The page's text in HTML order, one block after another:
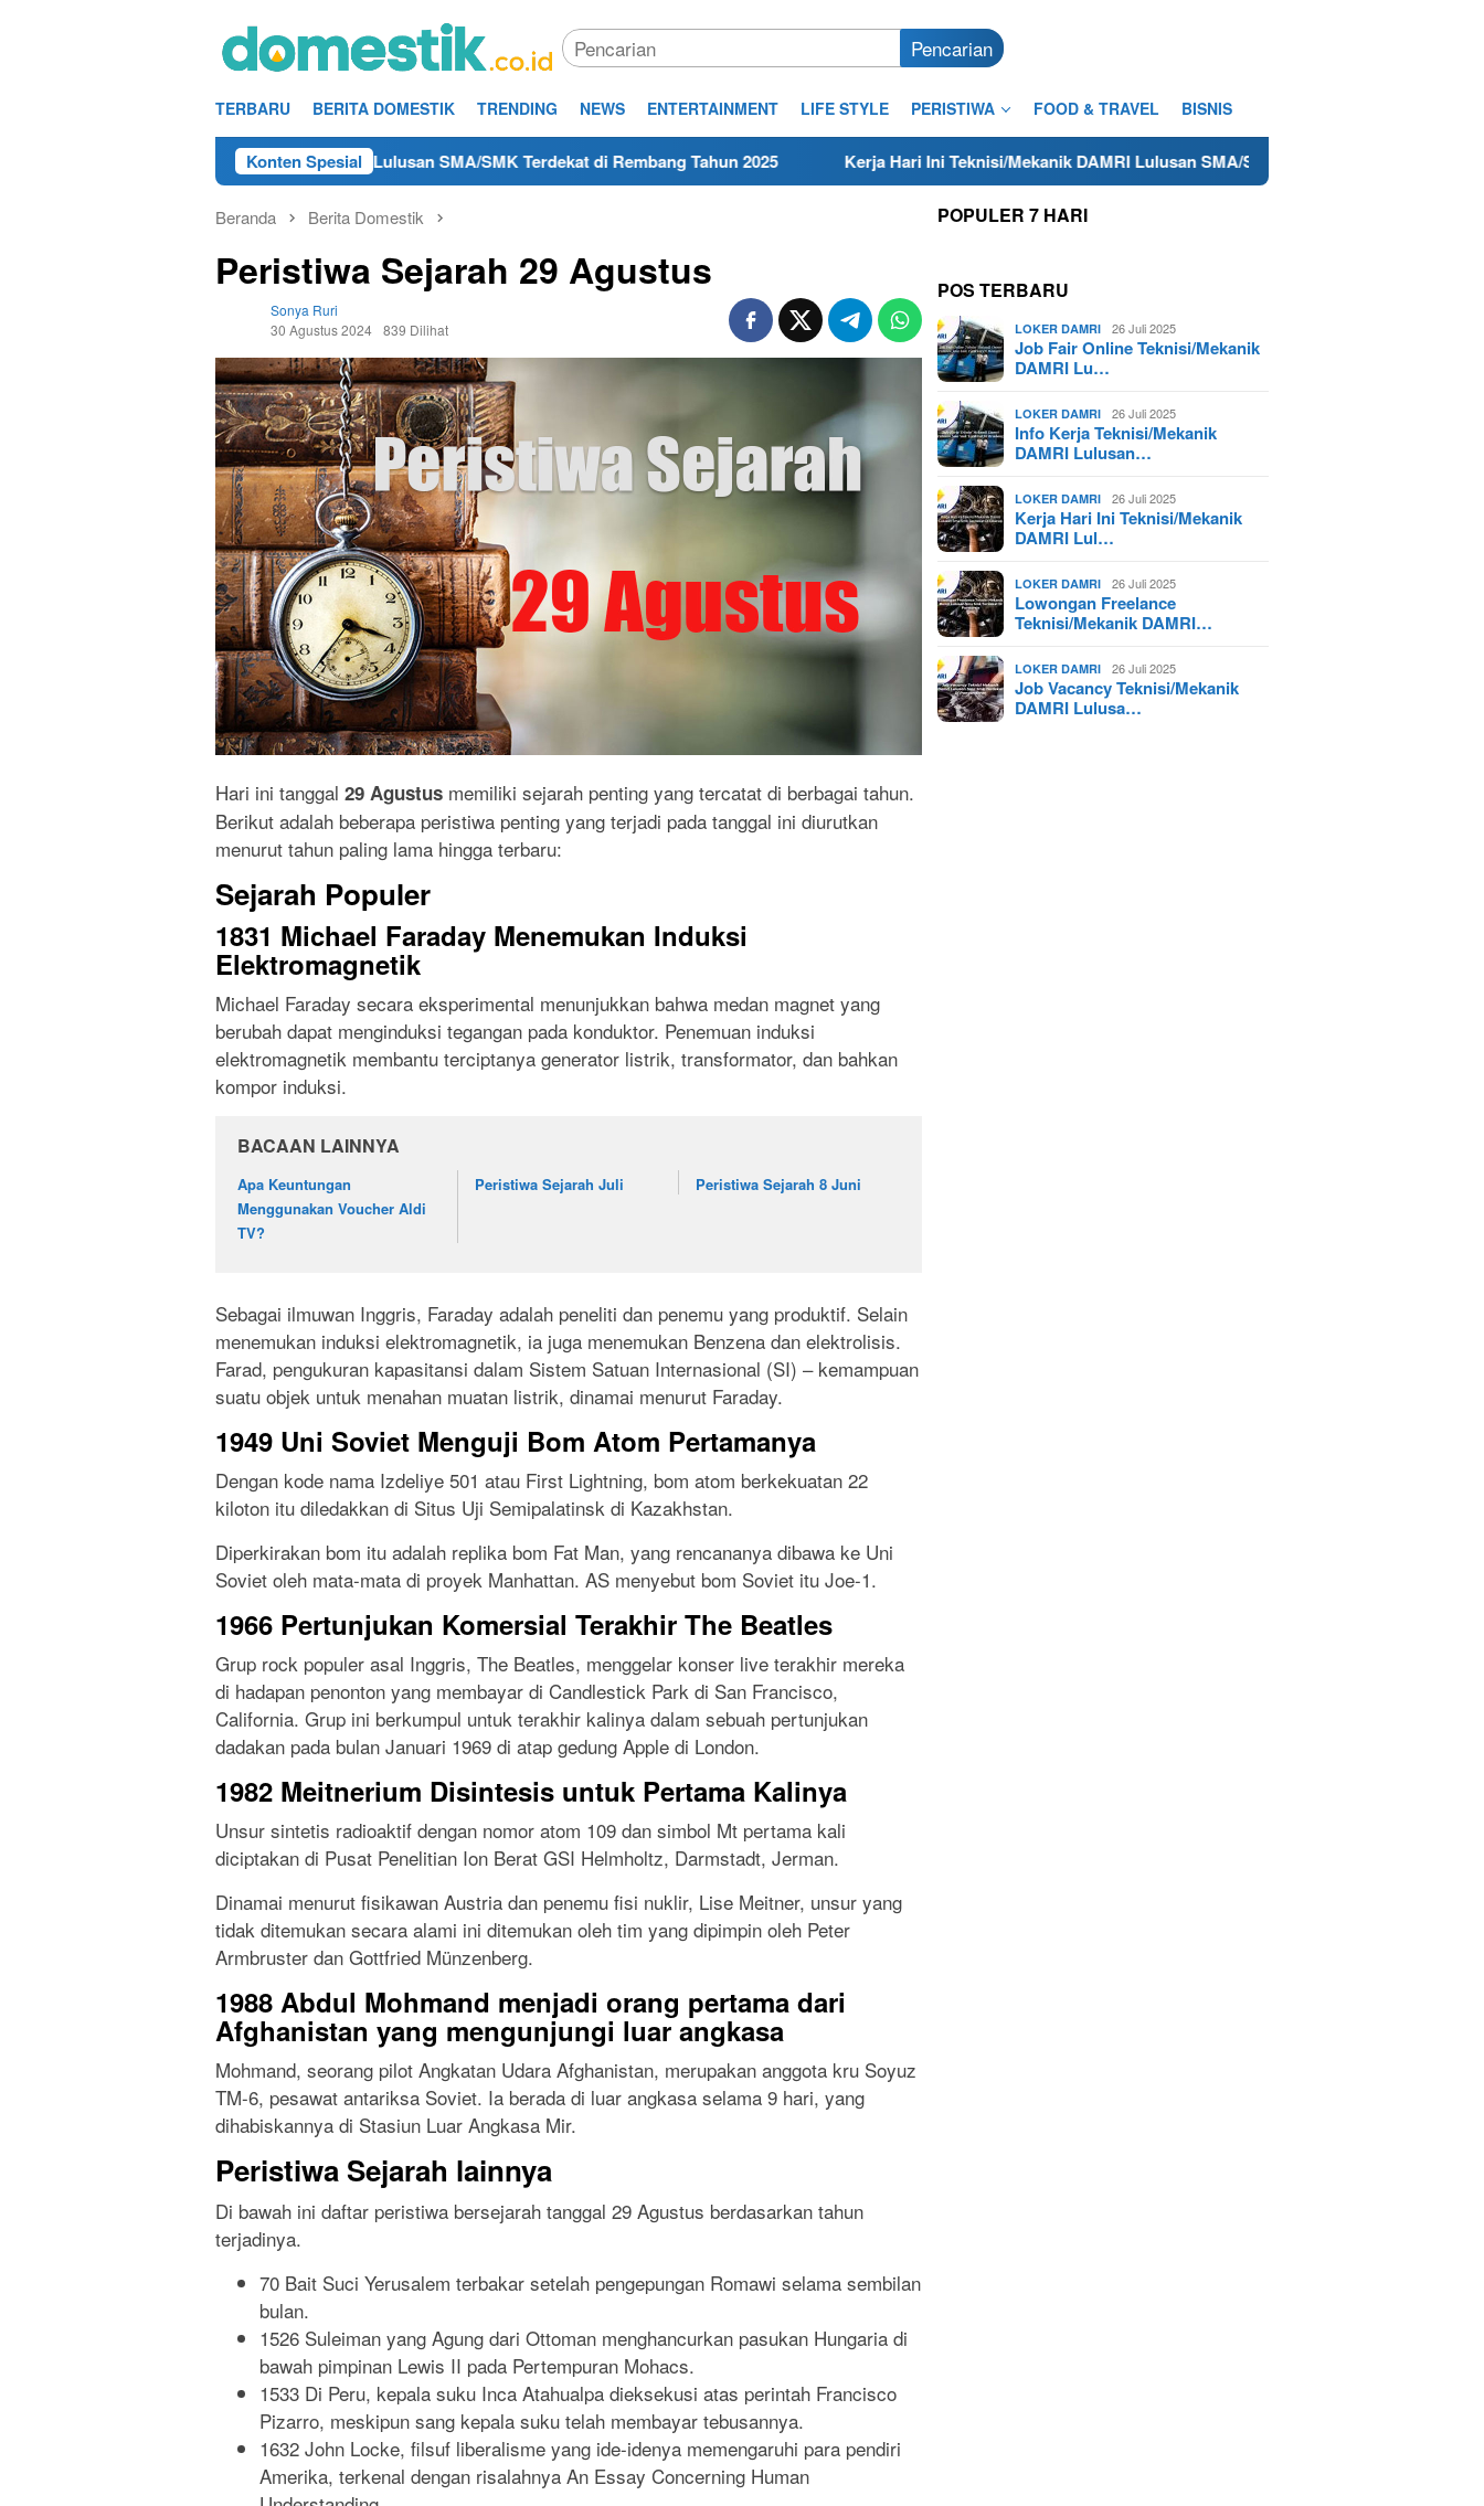
Pencarian
TERBARU BERITA DOMESTIK TRENDING NEWS ENTERTAINMENT LIFE STYLE PERISTIWA FOOD & TRAVEL BISNIS
Konten Spesial
Kerja Teknisi/Mekanik DAMRI Lulusan SMA/SMK Terdekat di Rembang Tahun 2025 Kerja Hari Ini Teknisi/Mekanik DAMRI Lulusan SMA/SMK Terdekat di Cilacap Tahun 2025
Beranda Berita Domestik
Peristiwa Sejarah 29 Agustus
Sonya Ruri
30 Agustus 2024 839 Dilihat
Hari ini tanggal 29 Agustus memiliki sejarah penting yang tercatat di berbagai tahun.
Berikut adalah beberapa peristiwa penting yang terjadi pada tanggal ini diurutkan
menurut tahun paling lama hingga terbaru:
Sejarah Populer
1831 Michael Faraday Menemukan Induksi
Elektromagnetik
Michael Faraday secara eksperimental menunjukkan bahwa medan magnet yang
berubah dapat menginduksi tegangan pada konduktor. Penemuan induksi
elektromagnetik membantu terciptanya generator listrik, transformator, dan bahkan
kompor induksi.
BACAAN LAINNYA
Apa Keuntungan
Menggunakan Voucher Aldi
TV?
Peristiwa Sejarah Juli Peristiwa Sejarah 8 Juni
Sebagai ilmuwan Inggris, Faraday adalah peneliti dan penemu yang produktif. Selain
menemukan induksi elektromagnetik, ia juga menemukan Benzena dan elektrolisis.
Farad, pengukuran kapasitansi dalam Sistem Satuan Internasional (SI) – kemampuan
suatu objek untuk menahan muatan listrik, dinamai menurut Faraday.
1949 Uni Soviet Menguji Bom Atom Pertamanya
Dengan kode nama Izdeliye 501 atau First Lightning, bom atom berkekuatan 22
kiloton itu diledakkan di Situs Uji Semipalatinsk di Kazakhstan.
Diperkirakan bom itu adalah replika bom Fat Man, yang rencananya dibawa ke Uni
Soviet oleh mata-mata di proyek Manhattan. AS menyebut bom Soviet itu Joe-1.
1966 Pertunjukan Komersial Terakhir The Beatles
Grup rock populer asal Inggris, The Beatles, menggelar konser live terakhir mereka
di hadapan penonton yang membayar di Candlestick Park di San Francisco,
California. Grup ini berkumpul untuk terakhir kalinya dalam sebuah pertunjukan
dadakan pada bulan Januari 1969 di atap gedung Apple di London.
1982 Meitnerium Disintesis untuk Pertama Kalinya
Unsur sintetis radioaktif dengan nomor atom 109 dan simbol Mt pertama kali
diciptakan di Pusat Penelitian Ion Berat GSI Helmholtz, Darmstadt, Jerman.
Dinamai menurut fisikawan Austria dan penemu fisi nuklir, Lise Meitner, unsur yang
tidak ditemukan secara alami ini ditemukan oleh tim yang dipimpin oleh Peter
Armbruster dan Gottfried Münzenberg.
1988 Abdul Mohmand menjadi orang pertama dari
Afghanistan yang mengunjungi luar angkasa
Mohmand, seorang pilot Angkatan Udara Afghanistan, merupakan anggota kru Soyuz
TM-6, pesawat antariksa Soviet. Ia berada di luar angkasa selama 9 hari, yang
dihabiskannya di Stasiun Luar Angkasa Mir.
Peristiwa Sejarah lainnya
Di bawah ini daftar peristiwa bersejarah tanggal 29 Agustus berdasarkan tahun
terjadinya.
70 Bait Suci Yerusalem terbakar setelah pengepungan Romawi selama sembilan
bulan.
1526 Suleiman yang Agung dari Ottoman menghancurkan pasukan Hungaria di
bawah pimpinan Lewis II pada Pertempuran Mohacs.
1533 Di Peru, kepala suku Inca Atahualpa dieksekusi atas perintah Francisco
Pizarro, meskipun sang kepala suku telah membayar tebusannya.
1632 John Locke, filsuf liberalisme yang ide-idenya memengaruhi para pendiri
Amerika, terkenal dengan risalahnya An Essay Concerning Human
POPULER 7 HARI
POS TERBARU
LOKER DAMRI 26 Juli 2025
Job Fair Online Teknisi/Mekanik
DAMRI Lu…
LOKER DAMRI 26 Juli 2025
Info Kerja Teknisi/Mekanik
DAMRI Lulusan…
LOKER DAMRI 26 Juli 2025
Kerja Hari Ini Teknisi/Mekanik
DAMRI Lul…
LOKER DAMRI 26 Juli 2025
Lowongan Freelance
Teknisi/Mekanik DAMRI…
LOKER DAMRI 26 Juli 2025
Job Vacancy Teknisi/Mekanik
DAMRI Lulusa…